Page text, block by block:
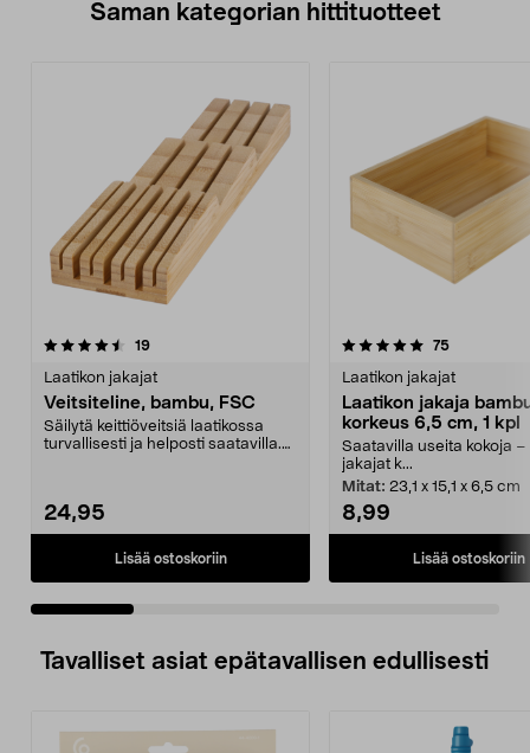
Saman kategorian hittituotteet
19arvostelut
Laatikon jakajat
Veitsiteline, bambu, FSC
Säilytä keittiöveitsiä laatikossa
turvallisesti ja helposti saatavilla.
24,95
Lisää ostoskoriin
5.0 viidestä
75arvostelut
Laatikon jakajat
Laatikon jakaja
korkeus 6,5 cm, 1 kpl
Saatavilla useita kokoja –
jakajat k...
Mitat: 23,1 x 15,1 x 6,5 cm
8,99
Lisää ostoskoriin
5.0 viidestä
Tavalliset asiat epätavallisen edullisesti